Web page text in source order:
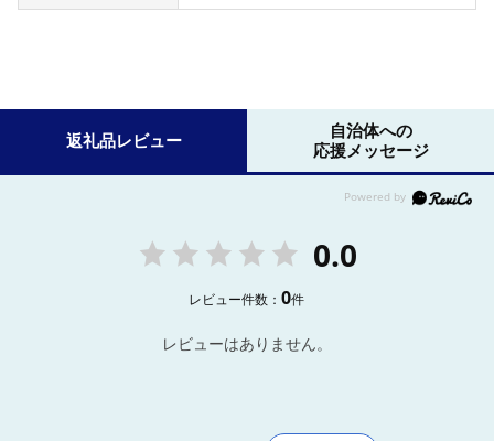
返礼品レビュー
自治体への
応援メッセージ
0.0
レビュー件数：0件
レビューはありません。